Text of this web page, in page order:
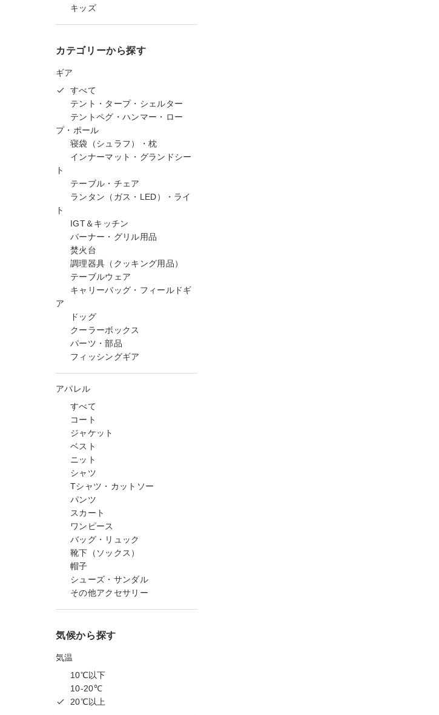
キッズ
カテゴリーから探す
ギア
すべて
テント・タープ・シェルター
テントペグ・ハンマー・ロー
プ・ポール
寝袋（シュラフ）・枕
インナーマット・グランドシー
ト
テーブル・チェア
ランタン（ガス・LED）・ライ
ト
IGT＆キッチン
バーナー・グリル用品
焚火台
調理器具（クッキング用品）
テーブルウェア
キャリーバッグ・フィールドギ
ア
ドッグ
クーラーボックス
パーツ・部品
フィッシングギア
アパレル
すべて
コート
ジャケット
ベスト
ニット
シャツ
Tシャツ・カットソー
パンツ
スカート
ワンピース
バッグ・リュック
靴下（ソックス）
帽子
シューズ・サンダル
その他アクセサリー
気候から探す
気温
10℃以下
10-20℃
20℃以上